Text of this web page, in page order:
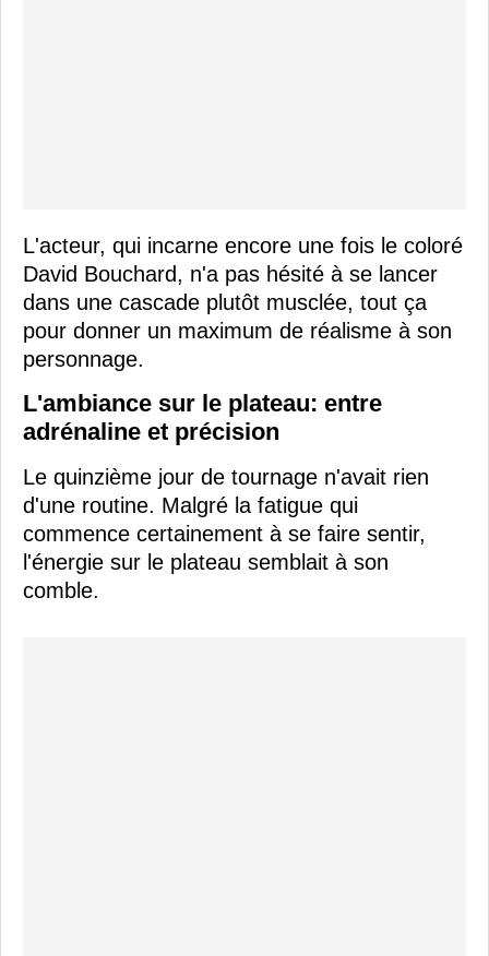
L'acteur, qui incarne encore une fois le coloré
David Bouchard, n'a pas hésité à se lancer
dans une cascade plutôt musclée, tout ça
pour donner un maximum de réalisme à son
personnage.
L'ambiance sur le plateau: entre
adrénaline et précision
Le quinzième jour de tournage n'avait rien
d'une routine. Malgré la fatigue qui
commence certainement à se faire sentir,
l'énergie sur le plateau semblait à son
comble.